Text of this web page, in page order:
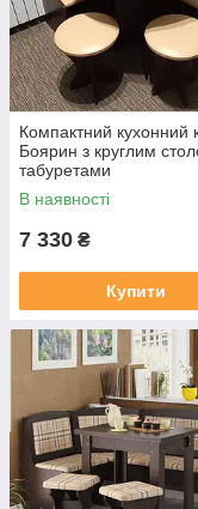
Компактний кухонний
Боярин з круглим
табуретами
В наявності
7 330 ₴
Купити